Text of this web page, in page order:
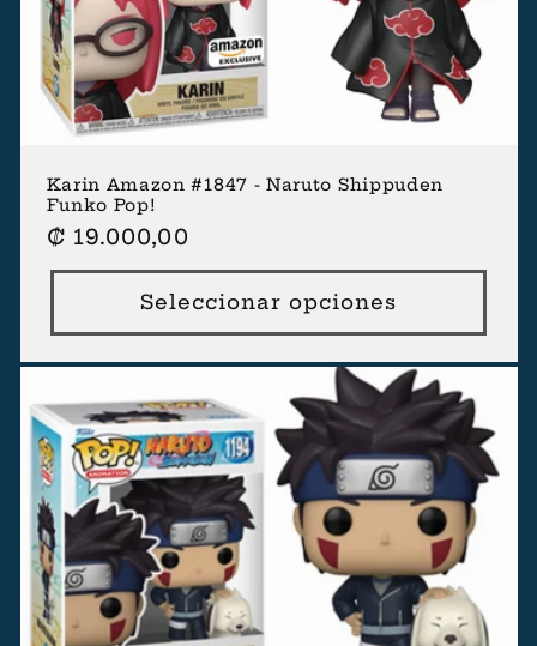
Karin Amazon #1847 - Naruto Shippuden
Funko Pop!
Precio
habitual
₡ 19.000,00
Seleccionar opciones